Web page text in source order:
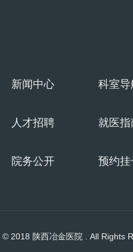
新闻中心 科室导
人才招聘 就医指
院务公开 预约挂
2018 陕西冶金医院 . All Rights